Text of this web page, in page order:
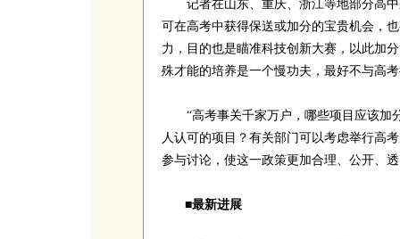
记者在山东、重庆、浙江等地部分高中
可在高考中获得保送或加分的宝贵机会，
力，目的也是瞄准科技创新大赛，以此加
殊才能的培养是一个慢功夫，最好不与高
“高考事关千家万户，哪些项目应该加
人认可的项目？有关部门可以考虑举行高
参与讨论，使这一政策更加合理、公开、
■最新进展